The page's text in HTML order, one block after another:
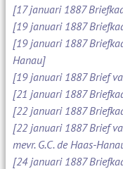
[17 januari 1887
[19 januari 1887
[19 januari 1887
Hanau]
[19 januari 1887 Brief
[21 januari 1887
[22 januari 1887
[22 januari 1887 Brief
mevr. G.C. de Haas-
[24 januari 1887